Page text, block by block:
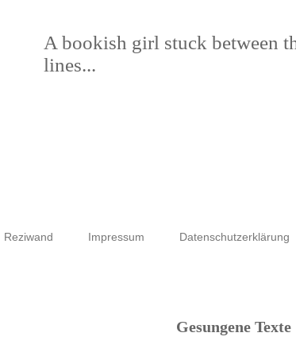
A bookish girl stuck between
lines...
Reziwand Impressum Datenschutzerklärung
Gesungene Texte